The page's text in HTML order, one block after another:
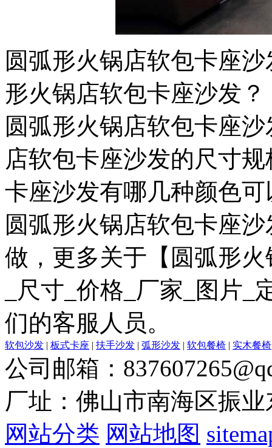
圆弧形火锅店软包卡座
形火锅店软包卡座沙发？
圆弧形火锅店软包卡座
店软包卡座沙发的尺寸
卡座沙发有哪几种颜色
圆弧形火锅店软包卡座
做，更多关于【圆弧形
_尺寸_价格_厂家_图片
们的客服人员。
软包沙发 | 板式卡座 | 扶手沙发 | 弧形沙发 | 软包餐椅 | 实木餐椅
公司邮箱：
厂址：佛山市南海区振
网站分类 网站地图